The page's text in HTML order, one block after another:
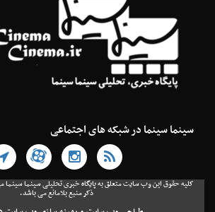
سینما سینما در شبکه های اجتماعی
کلیه حقوق این وب سایت متعلق به پایگاه خبری تحلیلی سینما
ذکر منبع بلامانع می باشد.